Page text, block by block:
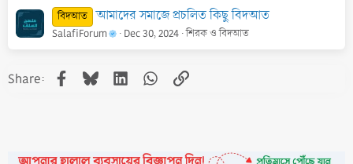
বিদআত আমাদের সমাজে প্রচলিত কিছু বিদআত
SalafiForum Dec 30, 2024 শিরক ও বিদআত
Share: Facebook
BlueskyLinkedInWhatsApp
Link